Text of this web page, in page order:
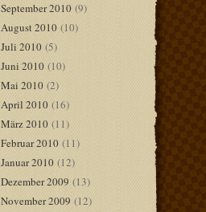
September 2010(9)
August 2010(10)
Juli 2010(5)
Juni 2010(10)
Mai 2010(2)
April 2010(16)
März 2010(11)
Februar 2010(11)
Januar 2010(12)
Dezember 2009 (13)
November 2009(12)